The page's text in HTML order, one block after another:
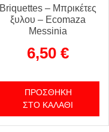
Briquettes – Μπρικέτες
ξυλου – Ecomaza
Messinia
6,50€
ΠΡΟΣΘΉΚΗ
ΣΤΟ ΚΑΛΆΘΙ